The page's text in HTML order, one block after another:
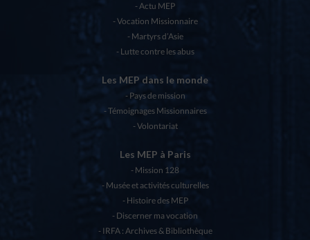
Actu MEP
Vocation Missionnaire
Martyrs d’Asie
Lutte contre les abus
Les MEP dans le monde
Pays de mission
Témoignages Missionnaires
Volontariat
Les MEP à Paris
Mission 128
Musée et activités culturelles
Histoire des MEP
Discerner ma vocation
IRFA : Archives & Bibliothèque